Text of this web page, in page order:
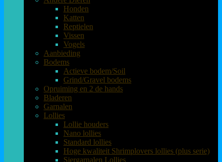
Honden
Katten
Reptielen
Vissen
Vogels
Aanbieding
Bodems
Actieve bodem/Soil
Grind/Gravel bodems
Opruiming en 2 de hands
Bladeren
Garnalen
Lollies
Lollie houders
Nano lollies
Standard lollies
Hoge kwaliteit Shrimplovers lollies (plus serie)
Siergarnalen Lollies